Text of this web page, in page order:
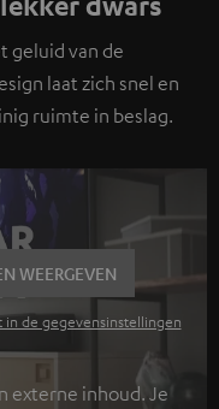
geluid van de
laat zich snel en
ruimte in beslag.
WEERGEVEN
de gegevensinstellingen
externe inhoud. Je